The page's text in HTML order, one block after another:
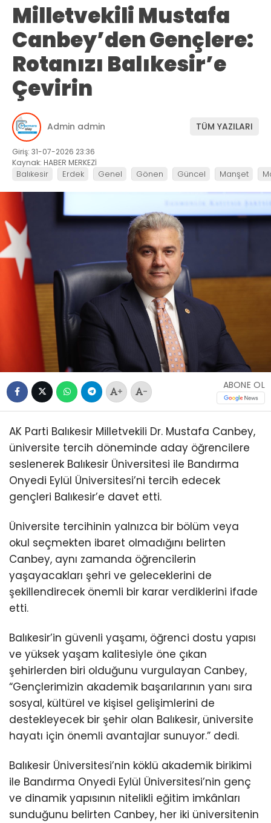
Milletvekili Mustafa
Canbey’den Gençlere:
Rotanızı Balıkesir’e
Çevirin
Admin admin TÜM YAZILARI
Giriş: 31-07-2026 23:36
Kaynak: HABER MERKEZİ
Balıkesir Erdek Genel Gönen Güncel Manşet
+ -
ABONE OL
AK Parti Balıkesir Milletvekili Dr. Mustafa Canbey,
üniversite tercih döneminde aday öğrencilere
seslenerek Balıkesir Üniversitesi ile Bandırma
Onyedi Eylül Üniversitesi’ni tercih edecek
gençleri Balıkesir’e davet etti.
Üniversite tercihinin yalnızca bir bölüm veya
okul seçmekten ibaret olmadığını belirten
Canbey, aynı zamanda öğrencilerin
yaşayacakları şehri ve geleceklerini de
şekillendirecek önemli bir karar verdiklerini ifade
etti.
Balıkesir’in güvenli yaşamı, öğrenci dostu yapısı
ve yüksek yaşam kalitesiyle öne çıkan
şehirlerden biri olduğunu vurgulayan Canbey,
“Gençlerimizin akademik başarılarının yanı sıra
sosyal, kültürel ve kişisel gelişimlerini de
destekleyecek bir şehir olan Balıkesir, üniversite
hayatı için önemli avantajlar sunuyor.” dedi.
Balıkesir Üniversitesi’nin köklü akademik birikimi
ile Bandırma Onyedi Eylül Üniversitesi’nin genç
ve dinamik yapısının nitelikli eğitim imkânları
sunduğunu belirten Canbey, her iki üniversitenin